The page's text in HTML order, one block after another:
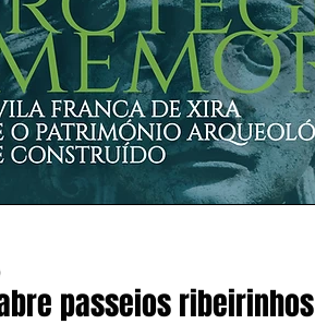
passeios ribeirinhos